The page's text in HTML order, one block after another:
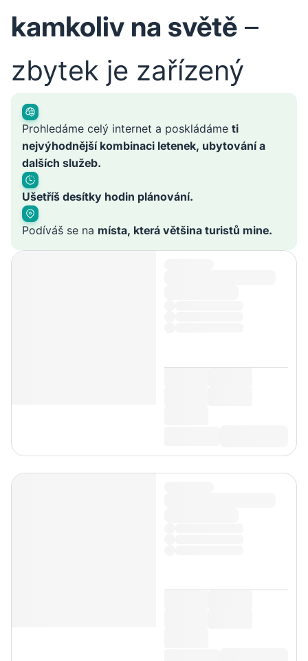
kamkoliv na světě –
zbytek je zařízený
Prohledáme celý internet a poskládáme ti
nejvýhodnější kombinaci letenek, ubytování a
dalších služeb.
Ušetříš desítky hodin plánování.
Podíváš se na místa, která většina turistů mine.